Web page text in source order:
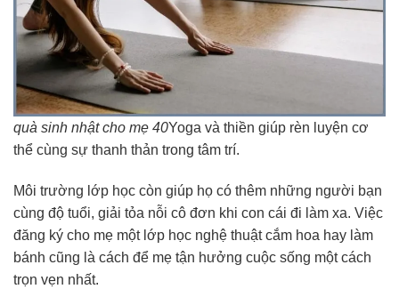
quà sinh nhật cho mẹ 40Yoga và thiền giúp rèn luyện cơ
thể cùng sự thanh thản trong tâm trí.
Môi trường lớp học còn giúp họ có thêm những người bạn
cùng độ tuổi, giải tỏa nỗi cô đơn khi con cái đi làm xa. Việc
đăng ký cho mẹ một lớp học nghệ thuật cắm hoa hay làm
bánh cũng là cách để mẹ tận hưởng cuộc sống một cách
trọn vẹn nhất.